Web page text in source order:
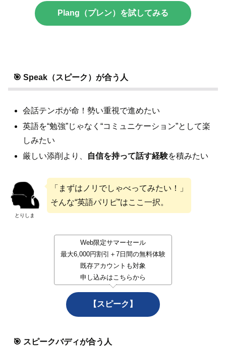
Plang（プレン）を試してみる
🎯 Speak（スピーク）が合う人
会話テンポが命！勢い重視で進めたい
英語を“勉強”じゃなく“コミュニケーション”として楽
しみたい
厳しい添削より、
自信を持って話す経験を積みたい
とりしま
「まずはノリでしゃべってみたい！」
そんな“英語パリピ”はここ一択。
Web限定サマーセール
最大6,000円割引＋7日間の無料体験
既存アカウントも対象
申し込みはこちらから
【スピーク】
🎯 スピークバディが合う人